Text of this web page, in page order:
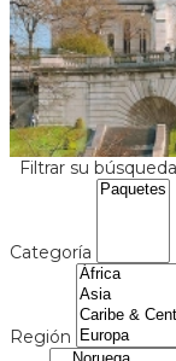
algunos de los
de Europa.
París, hasta el
pasando por la
U$S 2.730+ 119
Ver más
Filtrar su búsqueda
Categoría
Región